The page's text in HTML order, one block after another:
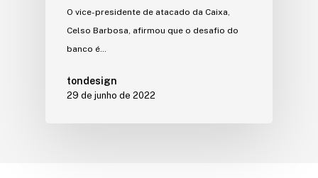
O vice-presidente de atacado da Caixa,
Celso Barbosa, afirmou que o desafio do
banco é…
tondesign
29 de junho de 2022